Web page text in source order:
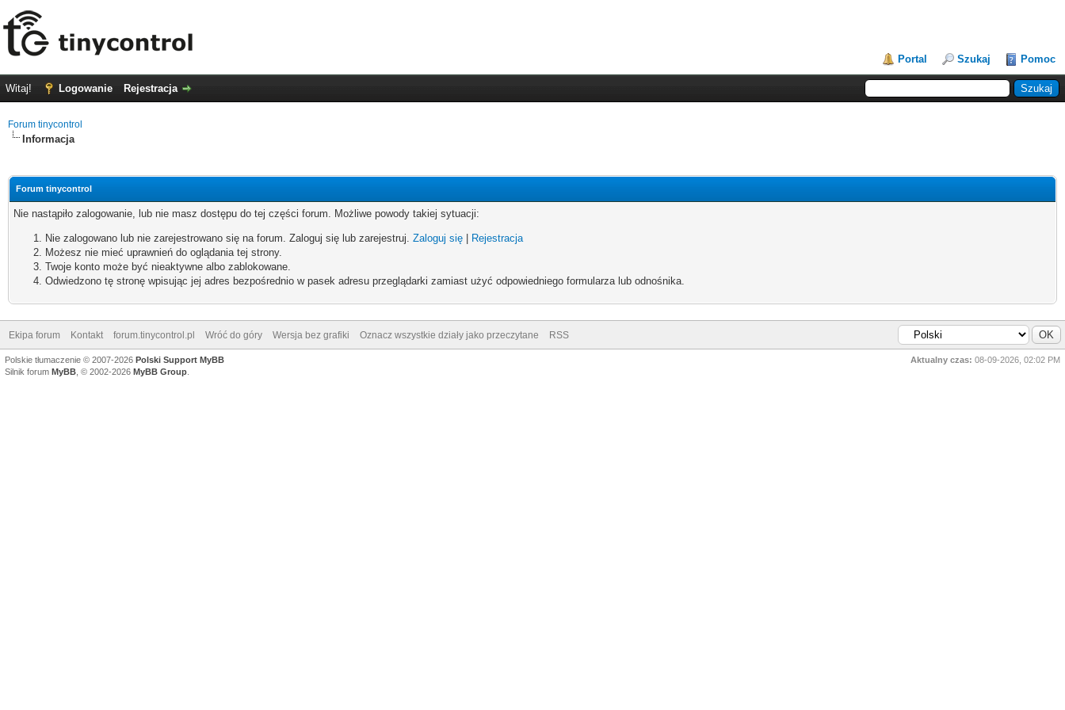
Portal Szukaj Pomoc
Witaj! Logowanie Rejestracja
Forum tinycontrol
Informacja
Forum tinycontrol
Nie nastąpiło zalogowanie, lub nie masz dostępu do tej części forum. Możliwe powody takiej sytuacji:
Nie zalogowano lub nie zarejestrowano się na forum. Zaloguj się lub zarejestruj. Zaloguj się
Rejestracja
Możesz nie mieć uprawnień do oglądania tej strony.
Twoje konto może być nieaktywne albo zablokowane.
Odwiedzono tę stronę wpisując jej adres bezpośrednio w pasek adresu przeglądarki zamiast użyć odpowiedniego formularza lub odnośnika.
Ekipa forum Kontakt forum.tinycontrol.pl Wróć do góry Wersja bez grafiki Oznacz wszystkie działy jako przeczytane RSS
Aktualny czas: 08-09-2026, 02:02 PM
Polskie tłumaczenie © 2007-2026 Polski Support MyBB
Silnik forum MyBB , © 2002-2026 MyBB Group